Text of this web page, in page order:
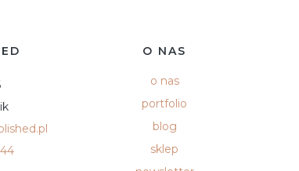
O NAS
o nas
portfolio
blog
sklep